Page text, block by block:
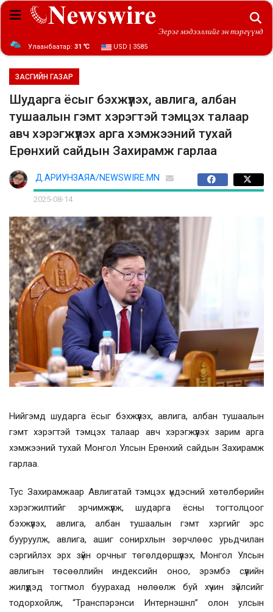
Эерэг мэдээллийг эн тэргүүнд
Улаанбаатар: 31 ℃ USD | 3585
ЗАСГИЙН ГАЗАР
Шударга ёсыг бэхжүүлэх, авлига, албан
тушаалын гэмт хэрэгтэй тэмцэх талаар
авч хэрэгжүүлэх арга хэмжээний тухай
Ерөнхий сайдын Захирамж гарлаа
Д.АРИУНЗАЯА/NEWSWIRE.MN
2025-08-14
Нийгэмд шударга ёсыг бэхжүүлэх, авлига, албан тушаалын
гэмт хэрэгтэй тэмцэх талаар авч хэрэгжүүлэх зарим арга
хэмжээний тухай Монгол Улсын Ерөнхий сайдын Захирамж
гарлаа.
Тус Захирамжаар Авлигатай тэмцэх үндэсний хөтөлбөрийн
хэрэгжилтийг эрчимжүүлж, шударга ёсны тогтолцоог
бэхжүүлэх, авлига, албан тушаалын гэмт хэргийг эрс
бууруулж, авлига, ашиг сонирхлын зөрчлөөс урьдчилан
сэргийлэх эрх зүйн орчныг төгөлдөршүүлэх, Монгол Улсын
авлигын төсөөллийн индексийн оноо, эрэмбэ сүүлийн
жилүүдэд тогтмол буурахад нөлөөлж буй хүчин зүйлсийг
тодорхойлж, “Транспэрэнси Интернэшнл” олон улсын